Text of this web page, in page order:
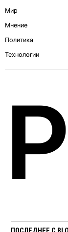
Мир
Мнение
Политика
Технологии